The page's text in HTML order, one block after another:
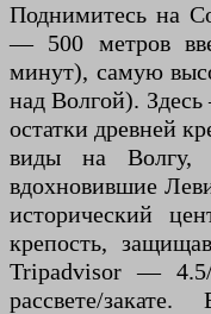
Поднимитесь на
— 500 метров
минут), самую
над Волгой).
остатки древней
виды на Волгу,
вдохновившие
исторический
крепость,
Tripadvisor —
рассвете/